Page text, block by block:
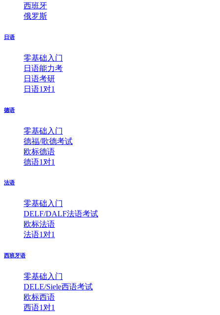
西班牙
俄罗斯
日语
零基础入门
日语能力考
日语考研
日语1对1
德语
零基础入门
德福/歌德考试
欧标德语
德语1对1
法语
零基础入门
DELF/DALF法语考试
欧标法语
法语1对1
西班牙语
零基础入门
DELE/Siele西语考试
欧标西语
西语1对1